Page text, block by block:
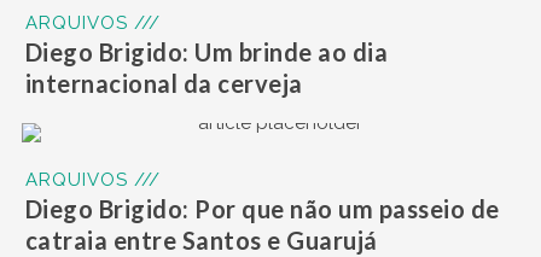
ARQUIVOS ///
Diego Brigido: Um brinde ao dia
internacional da cerveja
ARQUIVOS ///
Diego Brigido: Por que não um passeio de
catraia entre Santos e Guarujá